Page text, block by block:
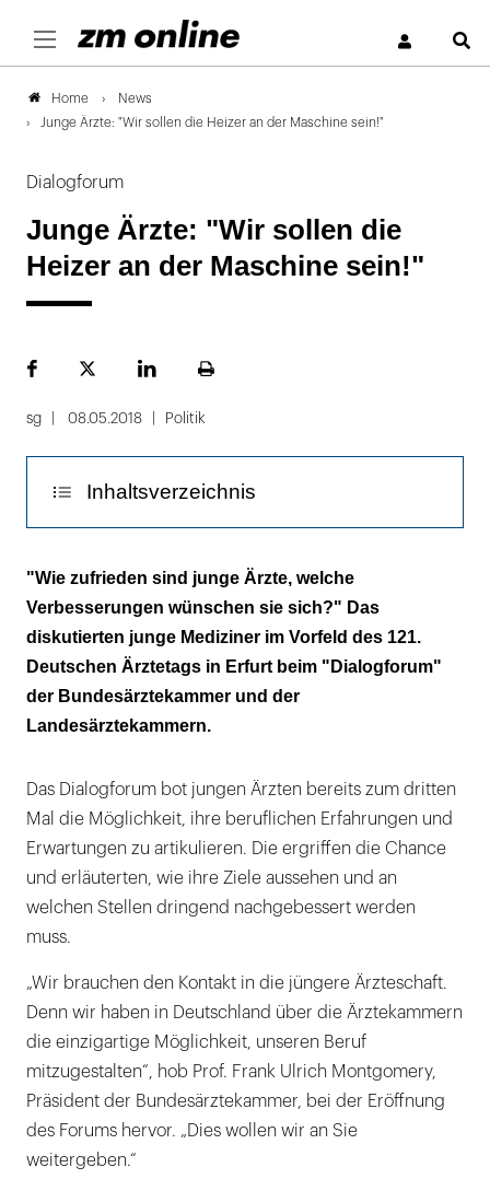
Home
News
Junge Ärzte: "Wir sollen die Heizer an der Maschine sein!"
Dialogforum
Junge Ärzte: "Wir sollen die
Heizer an der Maschine sein!"
FacebookPlattformLinekdInSeite
sg 08.05.2018 Politik
Inhaltsverzeichnis
"Ich bin ein klarer Befürworter hierarchischer
Strukturen!"
Hochleistungsmedizin braucht
Rahmenbedingungen
Wie soll sie sein, die Versorgung von
"Wie zufrieden sind junge Ärzte, welche
Verbesserungen wünschen sie sich?" Das
diskutierten junge Mediziner im Vorfeld des 121.
Deutschen Ärztetags in Erfurt beim "Dialogforum"
der Bundesärztekammer und der
Landesärztekammern.
Das Dialogforum bot jungen Ärzten bereits zum dritten
Mal die Möglichkeit, ihre beruflichen Erfahrungen und
Erwartungen zu artikulieren. Die ergriffen die Chance
und erläuterten, wie ihre Ziele aussehen und an
welchen Stellen dringend nachgebessert werden
muss.
„Wir brauchen den Kontakt in die jüngere Ärzteschaft.
Denn wir haben in Deutschland über die Ärztekammern
die einzigartige Möglichkeit, unseren Beruf
mitzugestalten“, hob Prof. Frank Ulrich Montgomery,
Präsident der Bundes­ärzte­kammer, bei der Eröffnung
des Forums hervor. „Dies wollen wir an Sie
weitergeben.“